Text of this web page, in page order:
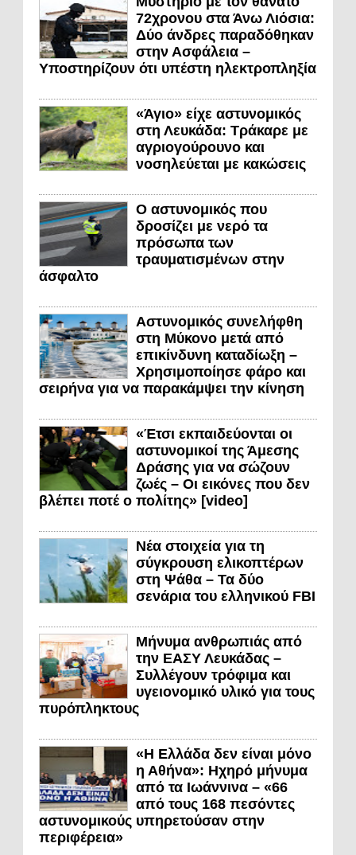
72χρονου στα Άνω Λιόσια:
Δύο άνδρες παραδόθηκαν
στην Ασφάλεια –
Υποστηρίζουν ότι υπέστη ηλεκτροπληξία
«Άγιο» είχε αστυνομικός
στη Λευκάδα: Τράκαρε με
αγριογούρουνο και
νοσηλεύεται με κακώσεις
Ο αστυνομικός που
δροσίζει με νερό τα
πρόσωπα των
τραυματισμένων στην
άσφαλτο
Αστυνομικός συνελήφθη
στη Μύκονο μετά από
επικίνδυνη καταδίωξη –
Χρησιμοποίησε φάρο και
σειρήνα για να παρακάμψει την κίνηση
«Έτσι εκπαιδεύονται οι
αστυνομικοί της Άμεσης
Δράσης για να σώζουν
ζωές – Οι εικόνες που δεν
βλέπει ποτέ ο πολίτης» [video]
Νέα στοιχεία για τη
σύγκρουση ελικοπτέρων
στη Ψάθα – Τα δύο
σενάρια του ελληνικού FBI
Μήνυμα ανθρωπιάς από
την ΕΑΣΥ Λευκάδας –
Συλλέγουν τρόφιμα και
υγειονομικό υλικό για τους
πυρόπληκτους
«Η Ελλάδα δεν είναι μόνο
η Αθήνα»: Ηχηρό μήνυμα
από τα Ιωάννινα – «66
από τους 168 πεσόντες
αστυνομικούς υπηρετούσαν στην
περιφέρεια»